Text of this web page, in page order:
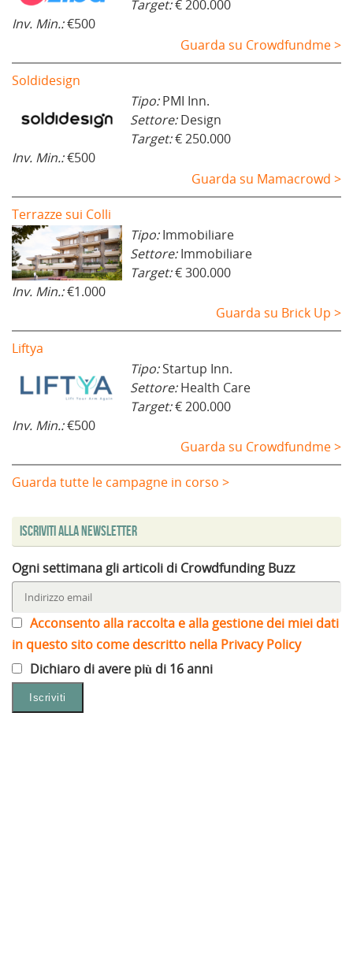
Target:€ 200.000
Inv. Min.:€500
Guarda su Crowdfundme >
Soldidesign
Tipo:PMI Inn.
Settore:Design
Target:€ 250.000
Inv. Min.:€500
Guarda su Mamacrowd >
Terrazze sui Colli
Tipo:Immobiliare
Settore:Immobiliare
Target:€ 300.000
Inv. Min.:€1.000
Guarda su Brick Up >
Liftya
Tipo:Startup Inn.
Settore:Health Care
Target:€ 200.000
Inv. Min.:€500
Guarda su Crowdfundme >
Guarda tutte le campagne in corso >
Iscriviti alla Newsletter
Ogni settimana gli articoli di Crowdfunding Buzz
Acconsento alla raccolta e alla gestione dei miei dati
in questo sito come descritto nella Privacy Policy
Dichiaro di avere più di 16 anni